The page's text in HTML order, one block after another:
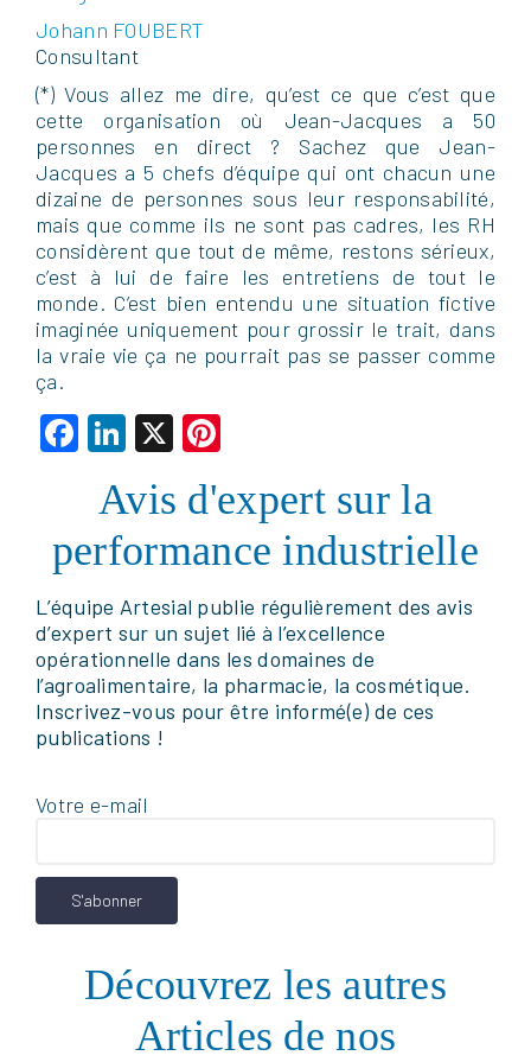
Johann FOUBERT
Consultant
(*) Vous allez me dire, qu’est ce que c’est que
cette organisation où Jean-Jacques a 50
personnes en direct ? Sachez que Jean-
Jacques a 5 chefs d’équipe qui ont chacun une
dizaine de personnes sous leur responsabilité,
mais que comme ils ne sont pas cadres, les RH
considèrent que tout de même, restons sérieux,
c’est à lui de faire les entretiens de tout le
monde. C’est bien entendu une situation fictive
imaginée uniquement pour grossir le trait, dans
la vraie vie ça ne pourrait pas se passer comme
ça.
Facebook
LinkedIn
X
Avis d'expert sur la
performance industrielle
L’équipe Artesial publie régulièrement des avis
d’expert sur un sujet lié à l’excellence
opérationnelle dans les domaines de
l’agroalimentaire, la pharmacie, la cosmétique.
Inscrivez-vous pour être informé(e) de ces
publications !
Votre e-mail
Découvrez les autres
Articles de nos
Dans un contexte de volatilité des
commandes, de contraintes sanitaires
coûts, la planification des lignes dans
qu’auparavant) un levier majeur de